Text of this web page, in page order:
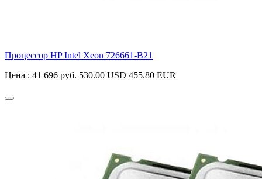
Процессор HP Intel Xeon 726661-B21
Цена : 41 696 руб. 530.00 USD 455.80 EUR